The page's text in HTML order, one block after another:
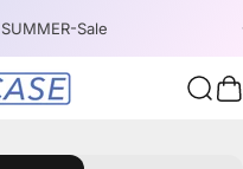
Sale